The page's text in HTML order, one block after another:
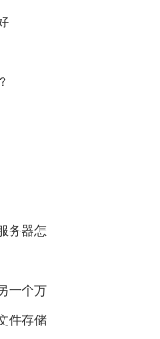
务器怎
一个万
件存储